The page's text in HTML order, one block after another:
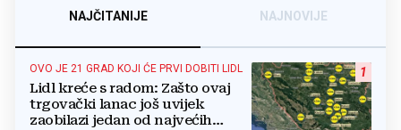
NAJČITANIJE NAJNOVIJE
1
OVO JE 21 GRAD KOJI ĆE PRVI DOBITI LIDL
Lidl kreće s radom: Zašto ovaj
trgovački lanac još uvijek
zaobilazi jedan od najvećih